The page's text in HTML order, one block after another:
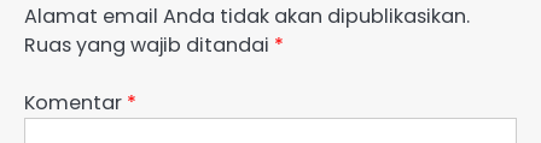
Alamat email Anda tidak akan dipublikasikan.
Ruas yang wajib ditandai *
Komentar *